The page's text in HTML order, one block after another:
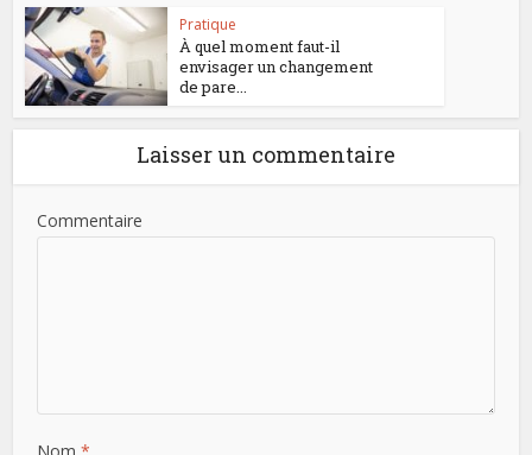
Pratique
À quel moment faut-il
envisager un changement
de pare...
Laisser un commentaire
Commentaire
Nom*